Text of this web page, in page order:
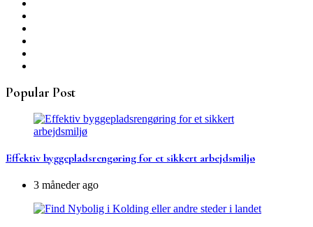
Popular Post
Effektiv byggepladsrengøring for et sikkert arbejdsmiljø
3 måneder ago